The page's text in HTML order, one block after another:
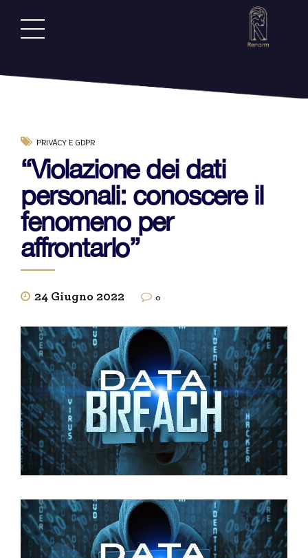
PRIVACY E GDPR
“Violazione dei dati
personali: conoscere il
fenomeno per
affrontarlo”
24 Giugno 2022 0